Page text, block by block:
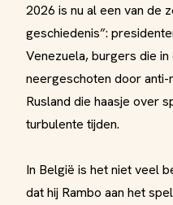
2026 is nu al een van de
geschiedenis”:
Venezuela, burgers die
neergeschoten door
Rusland die haasje over
turbulente tijden.
In België is het niet veel
dat hij Rambo aan het